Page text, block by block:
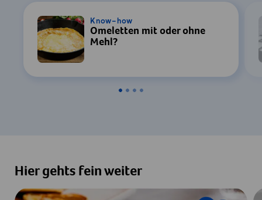
Know-how
Omeletten mit oder ohne
Mehl?
Hier gehts fein weiter